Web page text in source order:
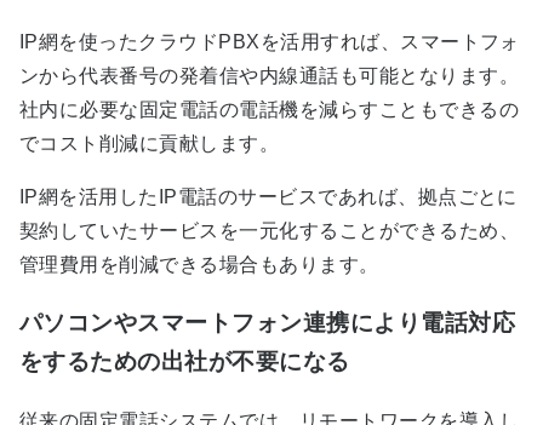
IP網を使ったクラウドPBXを活用すれば、スマートフォ
ンから代表番号の発着信や内線通話も可能となります。
社内に必要な固定電話の電話機を減らすこともできるの
でコスト削減に貢献します。
IP網を活用したIP電話のサービスであれば、拠点ごとに
契約していたサービスを一元化することができるため、
管理費用を削減できる場合もあります。
パソコンやスマートフォン連携により電話対応
をするための出社が不要になる
従来の固定電話システムでは、リモートワークを導入し